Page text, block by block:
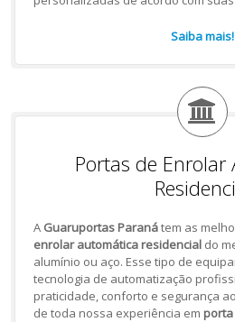
Saiba mais!
Portas de Enrolar
A Guaruportas Paranátem as
enrolar automática residencialdo
alumínio ou aço. Esse tipo de
tecnologia de automatização
praticidade, conforto e segurança
de toda nossa experiência em